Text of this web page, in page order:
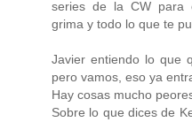
series de la CW para
grima y todo lo que te
Javier entiendo lo que
pero vamos, eso ya
Hay cosas mucho
Sobre lo que dices de